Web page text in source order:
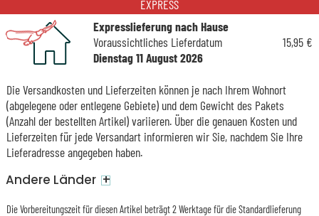
EXPRESS
Expresslieferung nach Hause
Voraussichtliches Lieferdatum
Dienstag 11 August 2026
15,95 €
Die Versandkosten und Lieferzeiten können je nach Ihrem Wohnort
(abgelegene oder entlegene Gebiete) und dem Gewicht des Pakets
(Anzahl der bestellten Artikel) variieren. Über die genauen Kosten und
Lieferzeiten für jede Versandart informieren wir Sie, nachdem Sie Ihre
Lieferadresse angegeben haben.
Andere Länder +
Die Vorbereitungszeit für diesen Artikel beträgt 2 Werktage für die Standardlieferung